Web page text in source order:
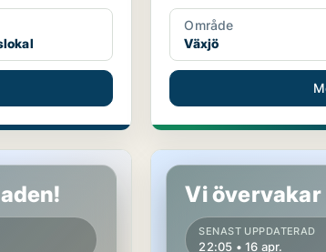
Område
Växjö
Butikslokal i Ljungby
Vi
SENAST UPPDATERAD
22:05 • 16 apr.